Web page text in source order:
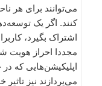
می‌توانند برای هر
کنند. اگر یک
اشتراک بگیرد،
مجددا احراز هویت
اپلیکیشن‌هایی که
می‌پردازند نیز